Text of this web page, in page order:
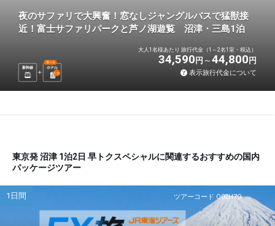
夜のサファリで大興奮！窓なしジャングルバスで猛獣接
近！富士サファリパークと芦ノ湖遊覧 沼津・三島1泊
新幹線 ホテル
選べる
1 泊
大人1名様あたり 旅行代金（1～2名1室・税込）
34,590 円 44,800 円
表示旅行代金について
東京発 沼津 1泊2日 早トクスペシャルに関連するおすすめの国内
パッケージツアー
ツアーコード Q02H7O
1日間